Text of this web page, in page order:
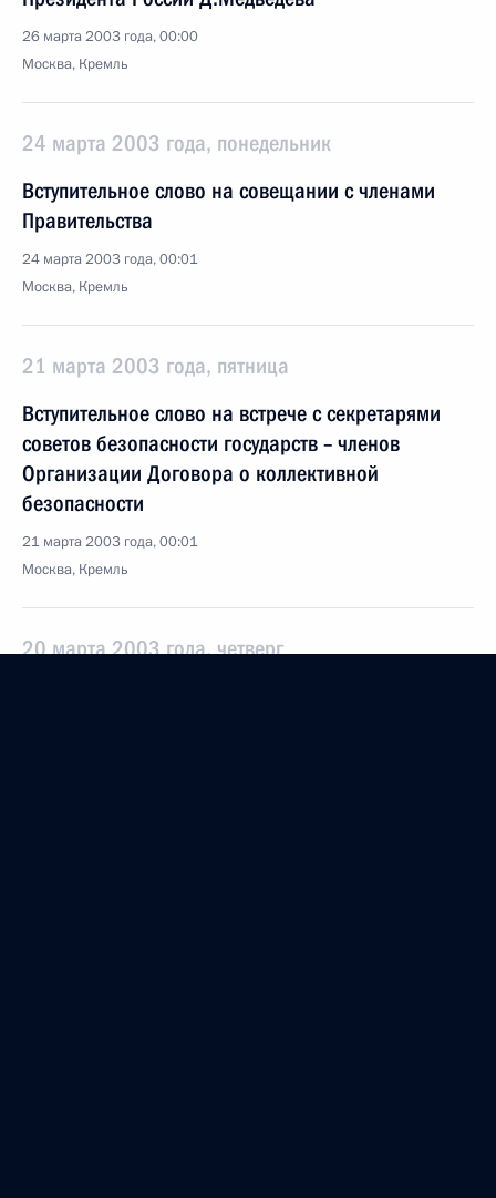
26 марта 2003 года, 00:00
Москва, Кремль
24 марта 2003 года, понедельник
Вступительное слово на совещании с членами
Правительства
24 марта 2003 года, 00:01
Москва, Кремль
21 марта 2003 года, пятница
Вступительное слово на встрече с секретарями
советов безопасности государств – членов
Организации Договора о коллективной
безопасности
21 марта 2003 года, 00:01
Москва, Кремль
20 марта 2003 года, четверг